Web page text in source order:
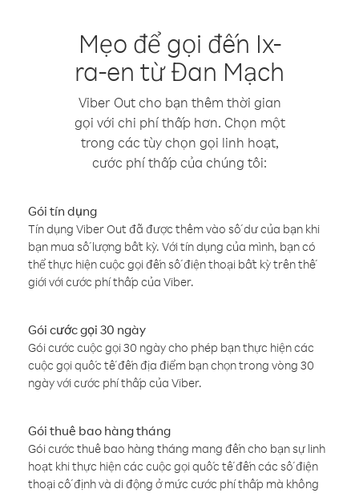
Mẹo để gọi đến Ix-
ra-en từ Đan Mạch
Viber Out cho bạn thêm thời gian
gọi với chi phí thấp hơn. Chọn một
trong các tùy chọn gọi linh hoạt,
cước phí thấp của chúng tôi:
Gói tín dụng
Tín dụng Viber Out đã được thêm vào số dư của bạn khi
bạn mua số lượng bất kỳ. Với tín dụng của mình, bạn có
thể thực hiện cuộc gọi đến số điện thoại bất kỳ trên thế
giới với cước phí thấp của Viber.
Gói cước gọi 30 ngày
Gói cước cuộc gọi 30 ngày cho phép bạn thực hiện các
cuộc gọi quốc tế đến địa điểm bạn chọn trong vòng 30
ngày với cước phí thấp của Viber.
Gói thuê bao hàng tháng
Gói cước thuê bao hàng tháng mang đến cho bạn sự linh
hoạt khi thực hiện các cuộc gọi quốc tế đến các số điện
thoại cố định và di động ở mức cước phí thấp mà không